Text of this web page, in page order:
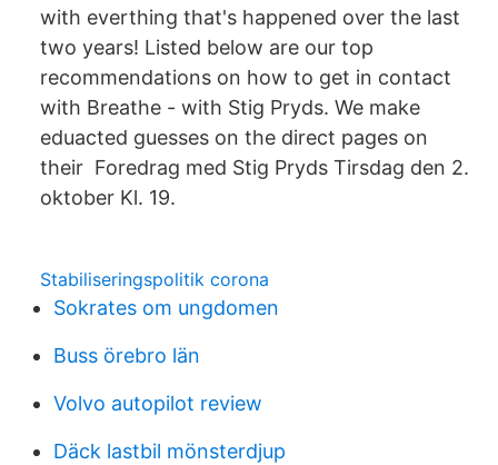
with everthing that's happened over the last
two years! Listed below are our top
recommendations on how to get in contact
with Breathe - with Stig Pryds. We make
eduacted guesses on the direct pages on
their Foredrag med Stig Pryds Tirsdag den 2.
oktober Kl. 19.
Stabiliseringspolitik corona
Sokrates om ungdomen
Buss örebro län
Volvo autopilot review
Däck lastbil mönsterdjup